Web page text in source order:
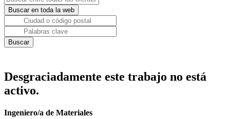
Desgraciadamente este trabajo no está
activo.
Ingeniero/a de Materiales